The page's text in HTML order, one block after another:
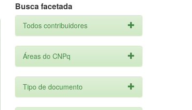
Busca facetada
Todos contribuidores
Áreas do CNPq
Tipo de documento